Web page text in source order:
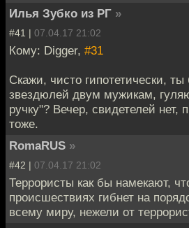
Илья Зубко из РГ »
#41 | 07.04.17 21:02
Кому: Digger, #31
Скажи, чисто гипотетически,
звездюлей двум мужикам,
ручку"? Вечер, свидетелей нет,
тоже.
RomaRUS »
#42 | 07.04.17 21:02
Террористы как бы намекают,
происшествиях гибнет на
всему миру, нежели от